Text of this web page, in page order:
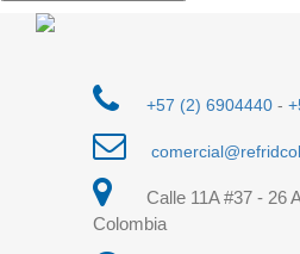
+57 (2) 6904440-
Calle 11A #37 - 26
Colombia